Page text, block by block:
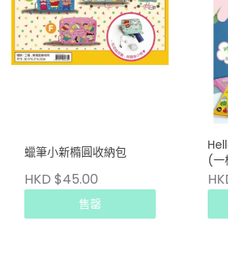
蠟筆小新橢圓收納包
HKD $45.00
售罄
(一